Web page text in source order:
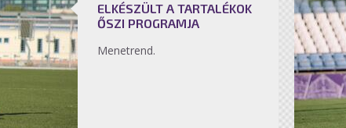
ELKÉSZÜLT A TARTALÉKOK
ŐSZI PROGRAMJA
Menetrend.